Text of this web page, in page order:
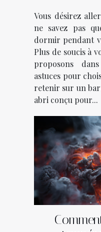
Vous désirez
ne savez pas
dormir pendant
Plus de soucis à
proposons
astuces pour
retenir sur un
abri conçu pour...